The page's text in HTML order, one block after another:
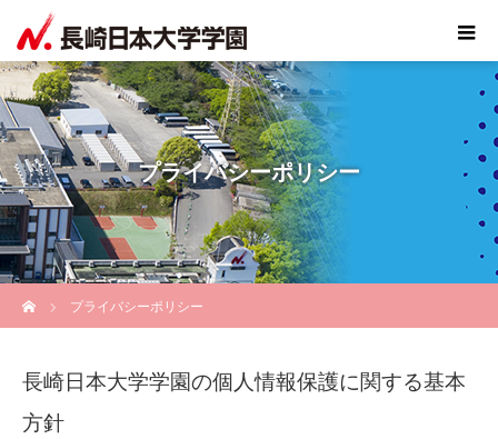
プライバシーポリシー
プライバシーポリシー
長崎日本大学学園の個人情報保護に関する基本
方針